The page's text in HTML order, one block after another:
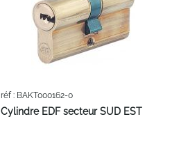
Cylindre EDF secteur SUD EST
réf : BAKT000162-0